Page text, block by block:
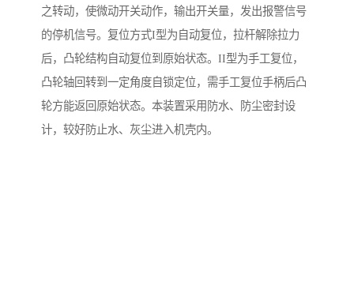
之转动，使微动开关动作，输出开关量，发出报警信号
的停机信号。复位方式I型为自动复位，拉杆解除拉力
后，凸轮结构自动复位到原始状态。II型为手工复位，
凸轮轴回转到一定角度自锁定位，需手工复位手柄后凸
轮方能返回原始状态。本装置采用防水、防尘密封设
计，较好防止水、灰尘进入机壳内。